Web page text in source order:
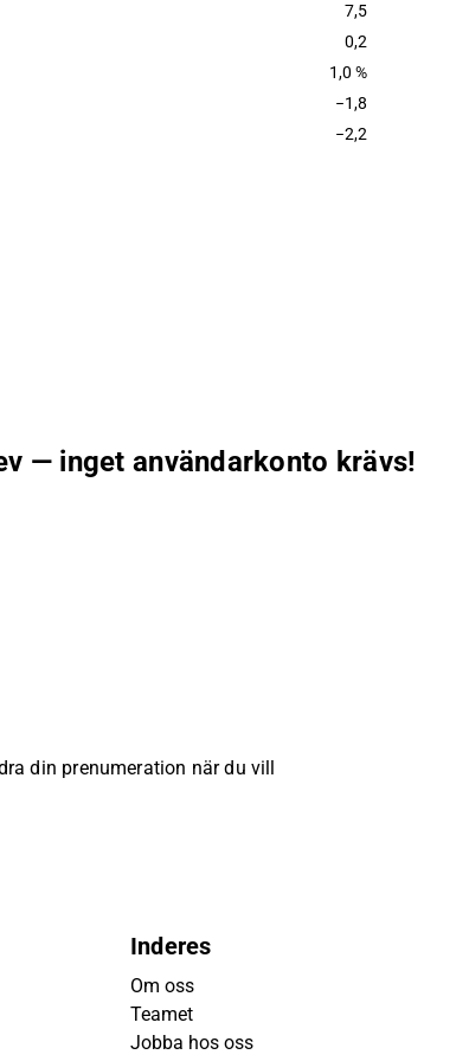
7,5
0,2
1,0 %
−1,8
−2,2
— inget användarkonto krävs!
din prenumeration när du vill
Inderes
Om oss
Teamet
Jobba hos oss